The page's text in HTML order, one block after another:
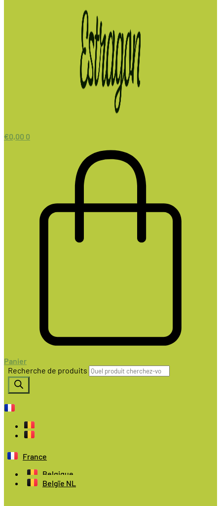
€0,00 0
Panier
Recherche de produits
France
Belgique
Belgïe NL